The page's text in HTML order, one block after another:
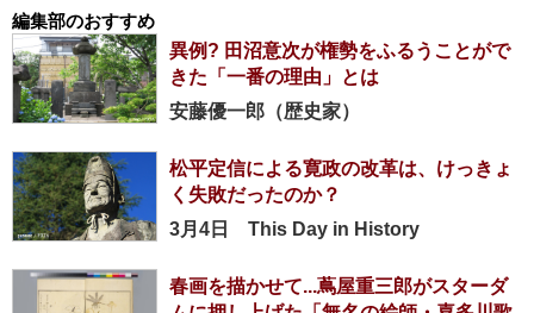
編集部のおすすめ
異例? 田沼意次が権勢をふるうことがで
きた「一番の理由」とは
安藤優一郎（歴史家）
松平定信による寛政の改革は、けっきょ
く失敗だったのか？
3月4日 This Day in History
春画を描かせて...蔦屋重三郎がスターダ